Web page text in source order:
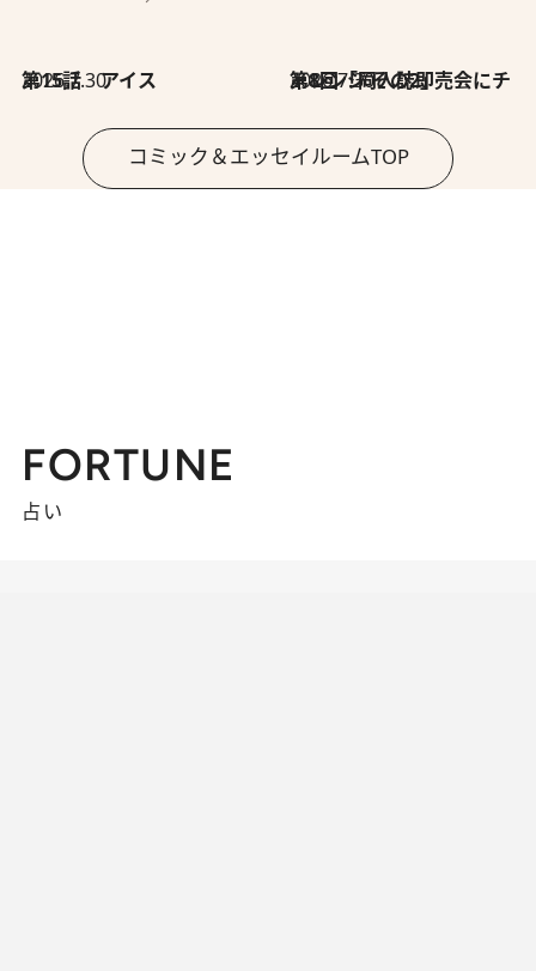
2026.7.30
第15話 アイス 2026.7.30
第8回「同人誌即売会にチャレンジ その2」
コミック＆エッセイルームTOP
FORTUNE
占い